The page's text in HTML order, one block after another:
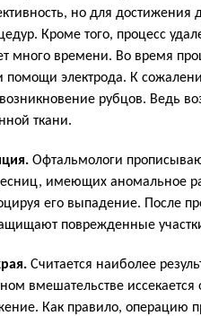
но для достижения
Кроме того, процесс
много времени. Во время
помощи электрода. К
рубцов. Ведь
ткани.
Офтальмологи
имеющих аномальное
его выпадение. После
поврежденные
Считается наиболее
вмешательстве
Как правило, операцию